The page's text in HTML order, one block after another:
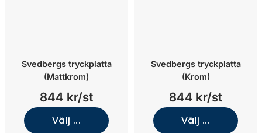
Svedbergs tryckplatta
(Mattkrom)
844 kr/st
Välj ...
Svedbergs tryckplatta
(Krom)
844 kr/st
Välj ...